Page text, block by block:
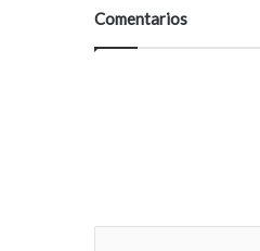
Comentarios